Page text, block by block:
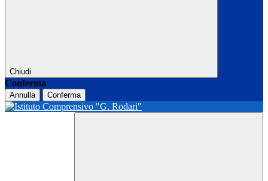
Chiudi
Conferma
Annulla Conferma